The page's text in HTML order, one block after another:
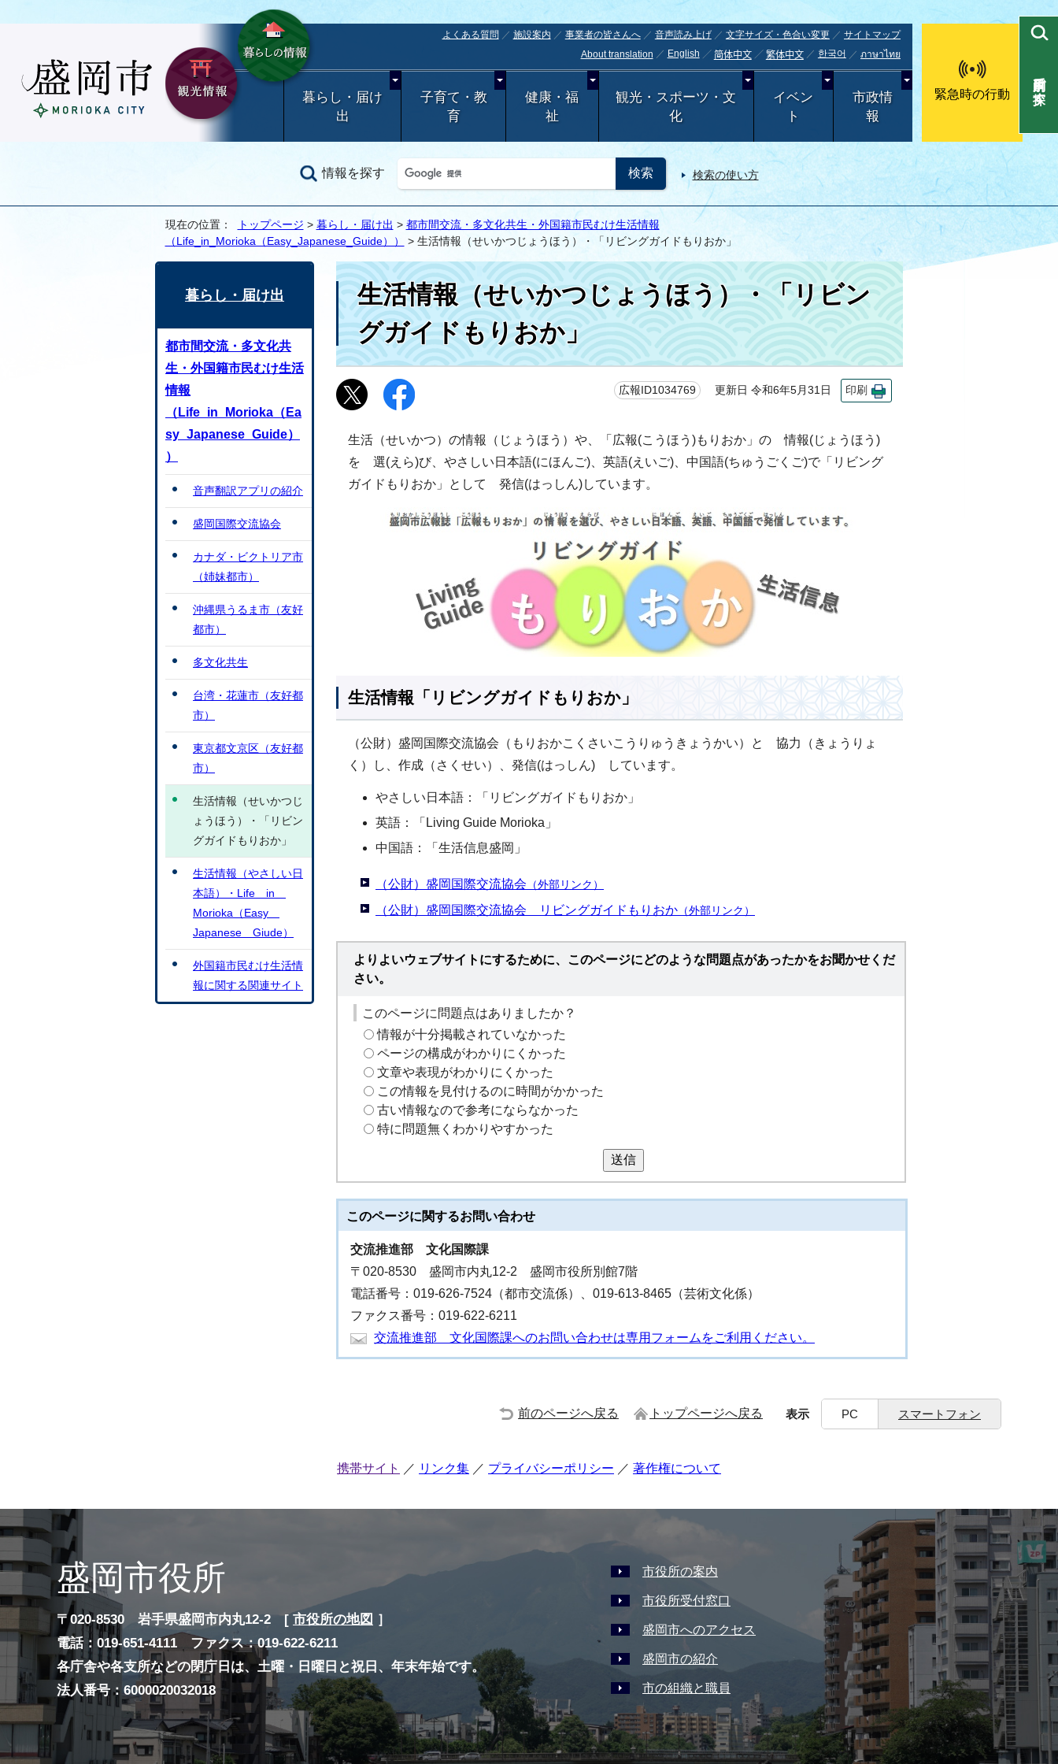
よくある質問 施設案内 事業者の皆さんへ 音声読み上げ 文字サイズ・色合い変更
サイトマップ
About translation
English 简体中文 繁体中文 한국어 ภาษาไทย
暮らし・届け
出
子育て・教
育
健康・福
祉
観光・スポーツ・文
化
イベン
ト
市政情
報
緊急時の行動
情報を探す 検索の使い方
目的別で探す
現在の位置： トップページ > 暮らし・届け出 > 都市間交流・多文化共生・外国籍市民むけ生活情報
（Life_in_Morioka（Easy_Japanese_Guide））
> 生活情報（せいかつじょうほう）・「リビングガイドもりおか」
生活情報（せいかつじょうほう）・「リビン
グガイドもりおか」
広報ID1034769 更新日 令和6年5月31日 印刷
生活（せいかつ）の情報（じょうほう）や、「広報(こうほう)もりおか」の 情報(じょうほう)
を 選(えら)び、やさしい日本語(にほんご)、英語(えいご)、中国語(ちゅうごくご)で「リビング
ガイドもりおか」として 発信(はっしん)しています。
生活情報「リビングガイドもりおか」
（公財）盛岡国際交流協会（もりおかこくさいこうりゅうきょうかい）と 協力（きょうりょ
く）し、作成（さくせい）、発信(はっしん) しています。
やさしい日本語：「リビングガイドもりおか」
英語：「Living Guide Morioka」
中国語：「生活信息盛岡」
（公財）盛岡国際交流協会 （外部リンク）
（公財）盛岡国際交流協会 リビングガイドもりおか （外部リンク）
よりよいウェブサイトにするために、このページにどのような問題点があったかをお聞かせくだ
さい。
このページに問題点はありましたか？
情報が十分掲載されていなかった
ページの構成がわかりにくかった
文章や表現がわかりにくかった
この情報を見付けるのに時間がかかった
古い情報なので参考にならなかった
特に問題無くわかりやすかった
送信
このページに関するお問い合わせ
交流推進部 文化国際課
〒020-8530 盛岡市内丸12-2 盛岡市役所別館7階
電話番号：019-626-7524（都市交流係）、019-613-8465（芸術文化係）
ファクス番号：019-622-6211
交流推進部 文化国際課へのお問い合わせは専用フォームをご利用ください。
暮らし・届け出
都市間交流・多文化共
生・外国籍市民むけ生活
情報
（Life_in_Morioka（Ea
sy_Japanese_Guide）
）
音声翻訳アプリの紹介
盛岡国際交流協会
カナダ・ビクトリア市
（姉妹都市）
沖縄県うるま市（友好
都市）
多文化共生
台湾・花蓮市（友好都
市）
東京都文京区（友好都
市）
生活情報（せいかつじ
ょうほう）・「リビン
グガイドもりおか」
生活情報（やさしい日
本語）・Life in
Morioka（Easy
Japanese Giude）
外国籍市民むけ生活情
報に関する関連サイト
前のページへ戻る トップページへ戻る 表示 PC スマートフォン
携帯サイト リンク集 プライバシーポリシー 著作権について
盛岡市役所
〒020-8530 岩手県盛岡市内丸12-2 [ 市役所の地図 ］
電話：019-651-4111 ファクス：019-622-6211
各庁舎や各支所などの閉庁日は、土曜・日曜日と祝日、年末年始です。
法人番号：6000020032018
市役所の案内
市役所受付窓口
盛岡市へのアクセス
盛岡市の紹介
市の組織と職員